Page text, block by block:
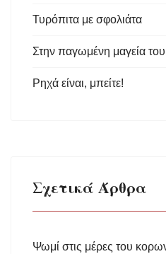
Τυρόπιτα με σφολιάτα
Στην παγωμένη μαγεία
Ρηχά είναι, μπείτε!
Σχετικά Άρθρα
Ψωμί στις μέρες του